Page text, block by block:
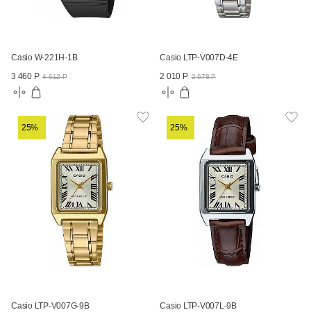
Casio W-221H-1B
3 460 Р 4 612 Р
Casio LTP-V007D-4E
2 010 Р 2 678 Р
25%
Casio LTP-V007G-9B
25%
Casio LTP-V007L-9B